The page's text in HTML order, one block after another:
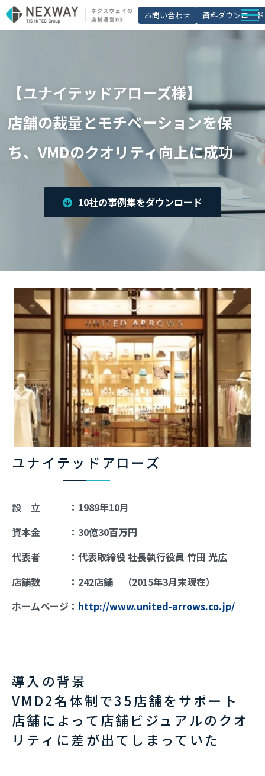
お問い合わせ 資料ダウンロード
ブログ
セミナー
よくあるご質問
お役立ち資料一覧
【ユナイテッドアローズ様】
店舗の裁量とモチベーションを保
ち、VMDのクオリティ向上に成功
10社の事例集をダウンロード
ユナイテッドアローズ
設 立 ：1989年10月
資本金 ：30億30百万円
代表者 ：代表取締役 社長執行役員 竹田 光広
店舗数 ：242店舗 （2015年3月末現在）
ホームページ： http://www.united-arrows.co.jp/
導入の背景
VMD2名体制で35店舗をサポート
店舗によって店舗ビジュアルのクオ
リティに差が出てしまっていた